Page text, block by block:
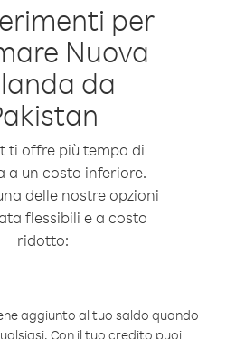
per
Nuova
da
ti offre più tempo di
a un costo inferiore.
delle nostre opzioni
flessibili e a costo
ridotto:
aggiunto al tuo saldo quando
Con il tuo credito puoi